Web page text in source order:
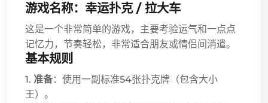
游戏名称：幸运扑克 / 拉大车
这是一个非常简单的游戏，主要考验运气和一点点
记忆力，节奏轻松，非常适合朋友或情侣间消遣。
基本规则
1. 准备：使用一副标准54张扑克牌（包含大小
王）。